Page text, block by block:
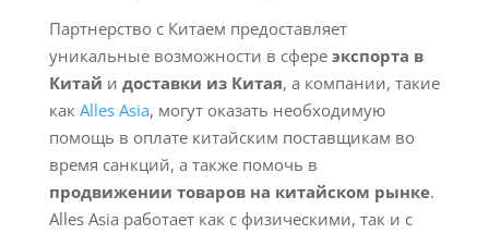
Партнерство с Китаем предоставляет
уникальные возможности в сфере экспорта в
Китай и доставки из Китая, а компании, такие
как Alles Asia, могут оказать необходимую
помощь в оплате китайским поставщикам во
время санкций, а также помочь в
продвижении товаров на китайском рынке.
Alles Asia работает как с физическими, так и с